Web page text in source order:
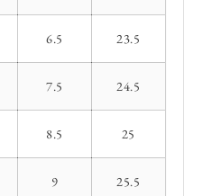
6.5 23.5
7.5 24.5
8.5 25
9 25.5